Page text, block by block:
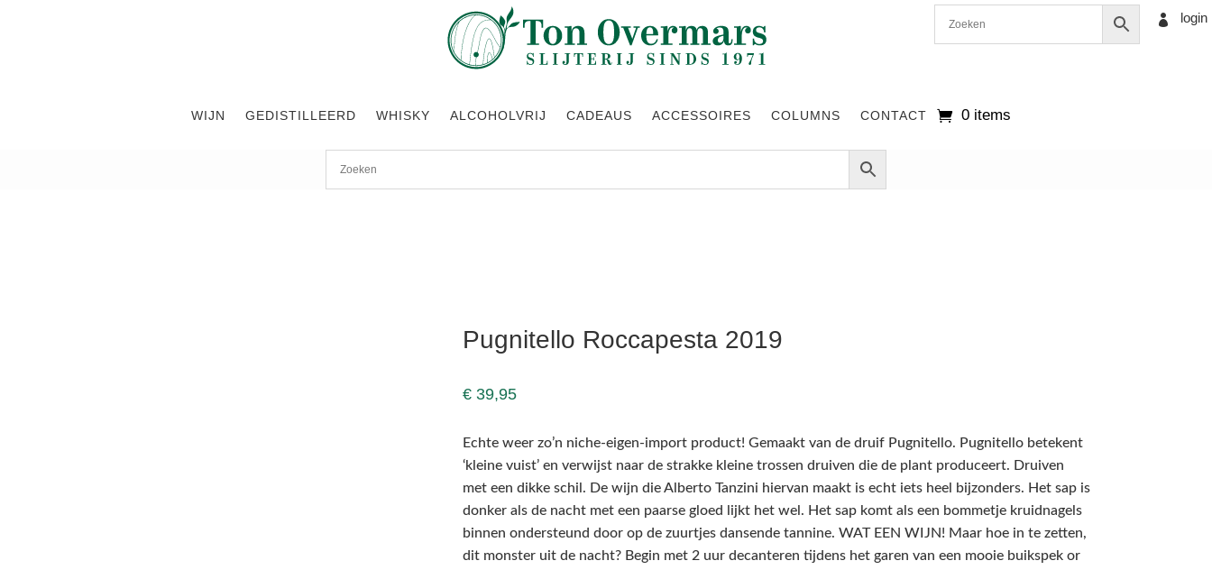
WIJN GEDISTILLEERD WHISKY ALCOHOLVRIJ CADEAUS ACCESSOIRES COLUMNS CONTACT 0 items
 login
Pugnitello Roccapesta 2019
€39,95
Echte weer zo’n niche-eigen-import product! Gemaakt van de druif Pugnitello. Pugnitello betekent
‘kleine vuist’ en verwijst naar de strakke kleine trossen druiven die de plant produceert. Druiven
met een dikke schil. De wijn die Alberto Tanzini hiervan maakt is echt iets heel bijzonders. Het sap is
donker als de nacht met een paarse gloed lijkt het wel. Het sap komt als een bommetje kruidnagels
binnen ondersteund door op de zuurtjes dansende tannine. WAT EEN WIJN! Maar hoe in te zetten,
dit monster uit de nacht? Begin met 2 uur decanteren tijdens het garen van een mooie buikspek or